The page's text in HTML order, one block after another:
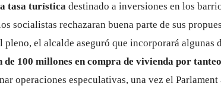
tasa turística destinado a inversiones en los
socialistas rechazaran buena parte de sus
pleno, el alcalde aseguró que incorporará algunas
de 100 millones en compra de vivienda por
operaciones especulativas, una vez el